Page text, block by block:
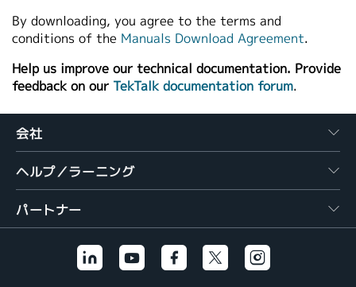
By downloading, you agree to the terms and
conditions of the Manuals Download Agreement.
Help us improve our technical documentation. Provide
feedback on our TekTalk documentation forum.
会社
ヘルプ／ラーニング
パートナー